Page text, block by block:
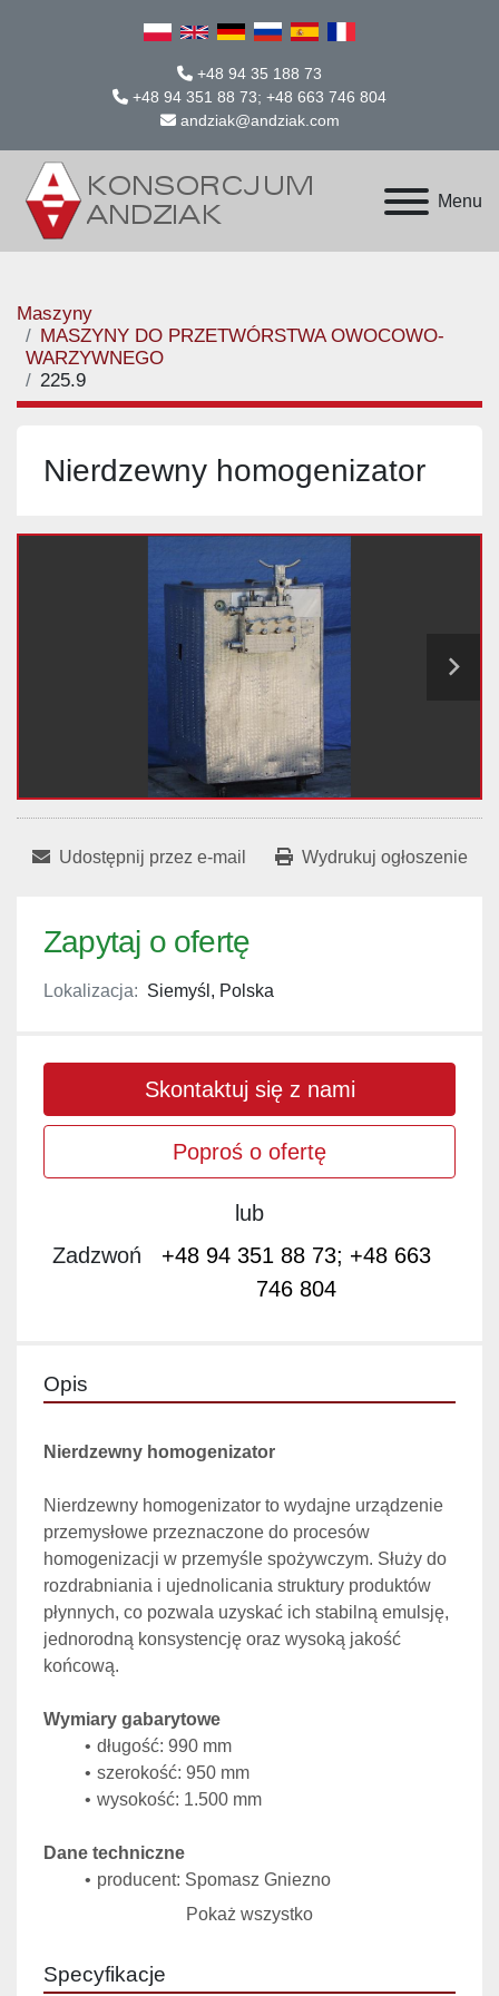
+48 94 35 188 73
+48 94 351 88 73; +48 663 746 804
andziak@andziak.com
Menu
Maszyny
MASZYNY DO PRZETWÓRSTWA OWOCOWO-
WARZYWNEGO
225.9
Nierdzewny homogenizator
Udostępnij przez e-mail Wydrukuj ogłoszenie
Zapytaj o ofertę
Lokalizacja: Siemyśl, Polska
Skontaktuj się z nami
Poproś o ofertę
lub
Zadzwoń
+48 94 351 88 73; +48 663
746 804
Opis
Nierdzewny homogenizator
Nierdzewny homogenizator to wydajne urządzenie
przemysłowe przeznaczone do procesów
homogenizacji w przemyśle spożywczym. Służy do
rozdrabniania i ujednolicania struktury produktów
płynnych, co pozwala uzyskać ich stabilną emulsję,
jednorodną konsystencję oraz wysoką jakość
końcową.
Wymiary gabarytowe
długość: 990 mm
szerokość: 950 mm
wysokość: 1.500 mm
Dane techniczne
producent: Spomasz Gniezno
wydajność: 5.000 l/h
Pokaż wszystko
Specyfikacje